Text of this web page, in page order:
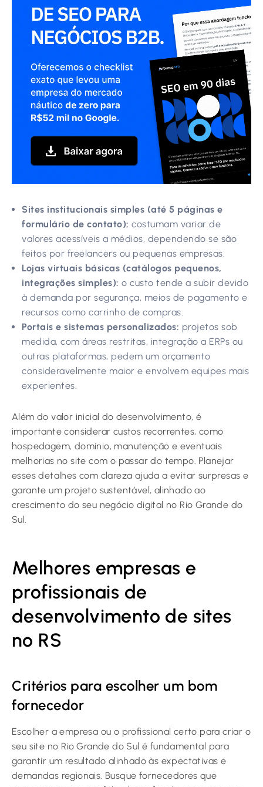
Sites institucionais simples (até 5 páginas e
formulário de contato): costumam variar de
valores acessíveis a médios, dependendo se são
feitos por freelancers ou pequenas empresas.
Lojas virtuais básicas (catálogos pequenos,
integrações simples): o custo tende a subir devido
à demanda por segurança, meios de pagamento e
recursos como carrinho de compras.
Portais e sistemas personalizados: projetos sob
medida, com áreas restritas, integração a ERPs ou
outras plataformas, pedem um orçamento
consideravelmente maior e envolvem equipes mais
experientes.
Além do valor inicial do desenvolvimento, é
importante considerar custos recorrentes, como
hospedagem, domínio, manutenção e eventuais
melhorias no site com o passar do tempo. Planejar
esses detalhes com clareza ajuda a evitar surpresas e
garante um projeto sustentável, alinhado ao
crescimento do seu negócio digital no Rio Grande do
Sul.
Melhores empresas e
profissionais de
desenvolvimento de sites
no RS
Critérios para escolher um bom
fornecedor
Escolher a empresa ou o profissional certo para criar o
seu site no Rio Grande do Sul é fundamental para
garantir um resultado alinhado às expectativas e
demandas regionais. Busque fornecedores que